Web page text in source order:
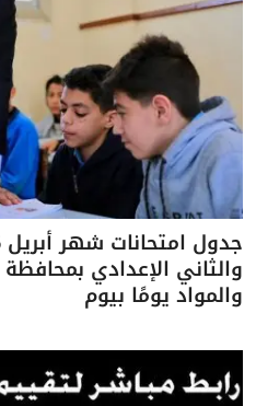
والثاني الإعدادي بمحافظة
والمواد يومًا بيوم